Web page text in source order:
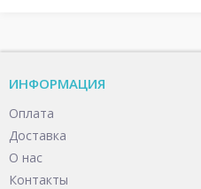
ИНФОРМАЦИЯ
Оплата
Доставка
О нас
Контакты